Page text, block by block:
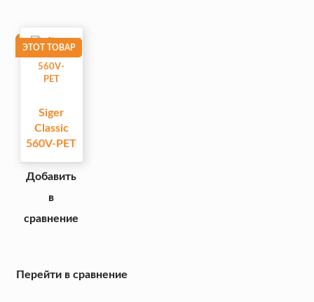
Перейти в сравнение
ЭТОТ ТОВАР
Siger
Classic
560V-PET
Добавить
в
сравнение